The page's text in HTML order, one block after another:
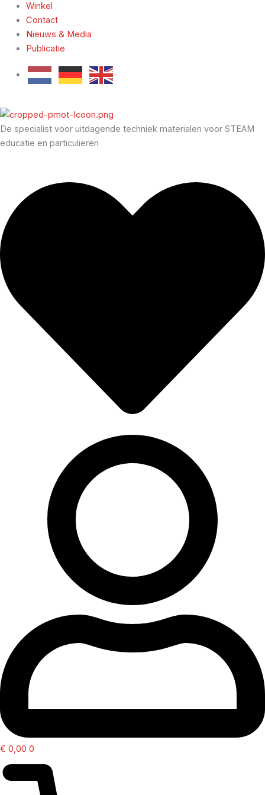
Winkel
Contact
Nieuws & Media
Publicatie
De specialist voor uitdagende techniek materialen voor STEAM
educatie en particulieren
€ 0,00 0